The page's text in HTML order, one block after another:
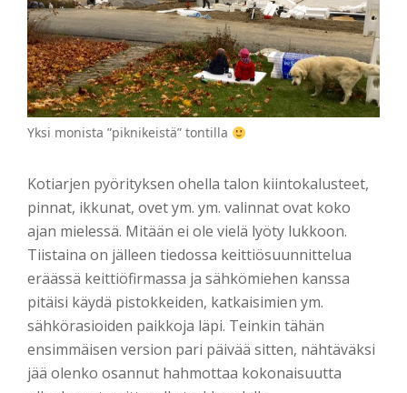
Yksi monista ”piknikeistä” tontilla
Kotiarjen pyörityksen ohella talon kiintokalusteet,
pinnat, ikkunat, ovet ym. ym. valinnat ovat koko
ajan mielessä. Mitään ei ole vielä lyöty lukkoon.
Tiistaina on jälleen tiedossa keittiösuunnittelua
eräässä keittiöfirmassa ja sähkömiehen kanssa
pitäisi käydä pistokkeiden, katkaisimien ym.
sähkörasioiden paikkoja läpi. Teinkin tähän
ensimmäisen version pari päivää sitten, nähtäväksi
jää olenko osannut hahmottaa kokonaisuutta